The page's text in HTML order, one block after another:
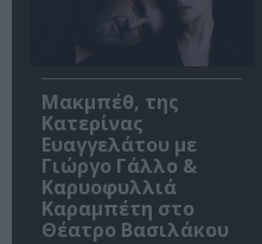
Μακμπέθ, της
Κατερίνας
Ευαγγελάτου με
Γιώργο Γάλλο &
Καρυοφυλλιά
Καραμπέτη στο
Θέατρο Βασιλάκου